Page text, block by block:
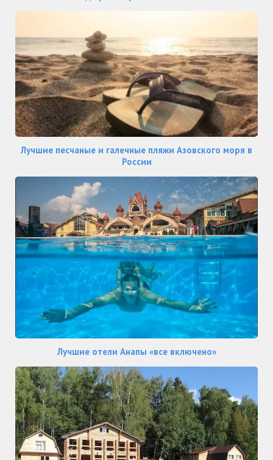
Лучшие песчаные и галечные пляжи Азовского моря в
России
Лучшие отели Анапы «все включено»